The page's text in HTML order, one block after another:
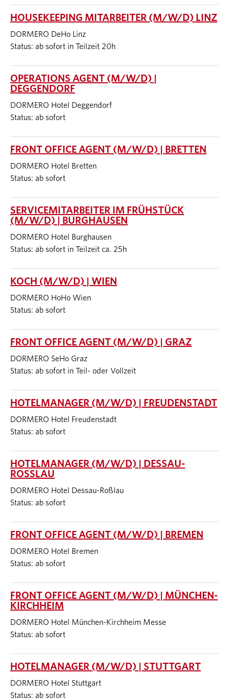
HOUSEKEEPING MITARBEITER (M/W/D) LINZ
DORMERO DeHo Linz
Status: ab sofort in Teilzeit 20h
OPERATIONS AGENT (M/W/D) |
DEGGENDORF
DORMERO Hotel Deggendorf
Status: ab sofort
FRONT OFFICE AGENT (M/W/D) | BRETTEN
DORMERO Hotel Bretten
Status: ab sofort
SERVICEMITARBEITER IM FRÜHSTÜCK
(M/W/D) | BURGHAUSEN
DORMERO Hotel Burghausen
Status: ab sofort in Teilzeit ca. 25h
KOCH (M/W/D) | WIEN
DORMERO HoHo Wien
Status: ab sofort
FRONT OFFICE AGENT (M/W/D) | GRAZ
DORMERO SeHo Graz
Status: ab sofort in Teil- oder Vollzeit
HOTELMANAGER (M/W/D) | FREUDENSTADT
DORMERO Hotel Freudenstadt
Status: ab sofort
HOTELMANAGER (M/W/D) | DESSAU-
ROSSLAU
DORMERO Hotel Dessau-Roßlau
Status: ab sofort
FRONT OFFICE AGENT (M/W/D) | BREMEN
DORMERO Hotel Bremen
Status: ab sofort
FRONT OFFICE AGENT (M/W/D) | MÜNCHEN-
KIRCHHEIM
DORMERO Hotel München-Kirchheim Messe
Status: ab sofort
HOTELMANAGER (M/W/D) | STUTTGART
DORMERO Hotel Stuttgart
Status: ab sofort